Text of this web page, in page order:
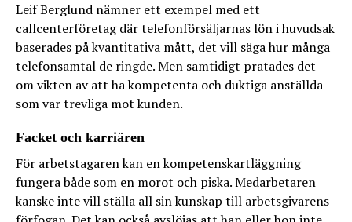
Leif Berglund nämner ett exempel med ett
callcenterföretag där telefonförsäljarnas lön i huvudsak
baserades på kvantitativa mått, det vill säga hur många
telefonsamtal de ringde. Men samtidigt pratades det
om vikten av att ha kompetenta och duktiga anställda
som var trevliga mot kunden.
Facket och karriären
För arbetstagaren kan en kompetenskartläggning
fungera både som en morot och piska. Medarbetaren
kanske inte vill ställa all sin kunskap till arbetsgivarens